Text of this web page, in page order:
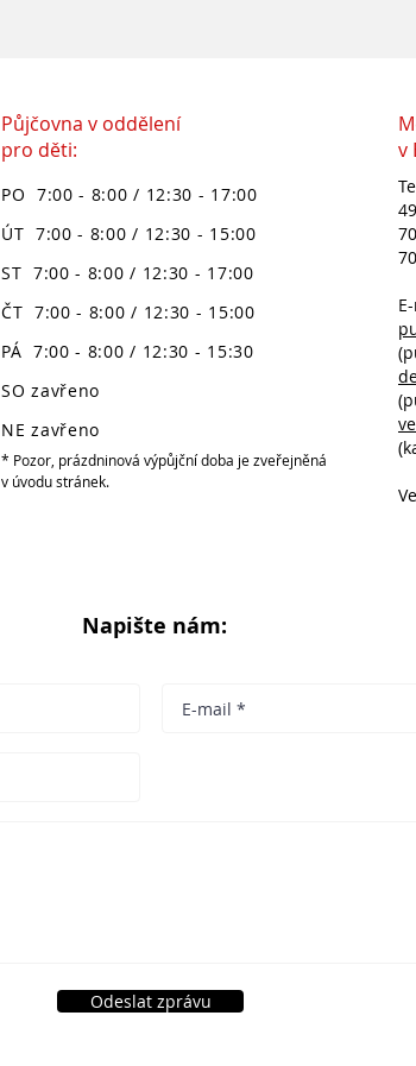
Půjčovna v oddělení
pro děti:
PO 7:00 - 8:00 / 12:30 - 17:00
ÚT 7:00 - 8:00 / 12:30 - 15:00
ST 7:00 - 8:00 / 12:30 - 17:00
ČT 7:00 - 8:00 / 12:30 - 15:00
PÁ 7:00 - 8:00 / 12:30 - 15:30
SO zavřeno
NE zavřeno
* Pozor, prázdninová výpůjční doba je zveřejněná
v úvodu stránek.
v
Napište nám:
Odeslat zprávu